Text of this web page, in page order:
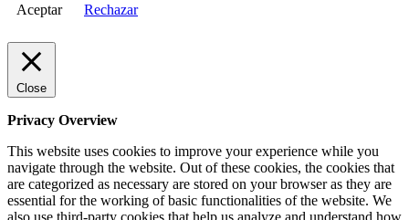
Aceptar Rechazar
Close
Privacy Overview
This website uses cookies to improve your experience while you
navigate through the website. Out of these cookies, the cookies that
are categorized as necessary are stored on your browser as they are
essential for the working of basic functionalities of the website. We
also use third-party cookies that help us analyze and understand how